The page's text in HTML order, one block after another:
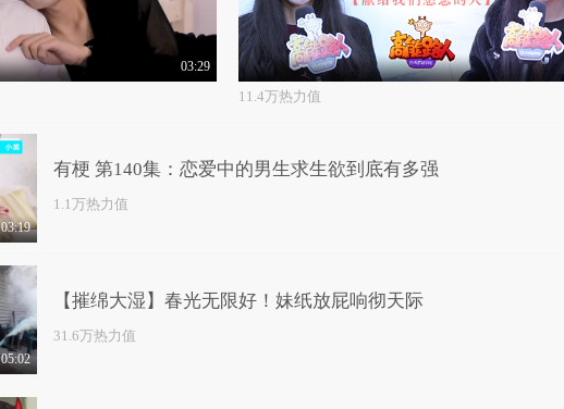
03:29
11.4万热力值
03:19
有梗 第140集：恋爱中的男生求生欲到底有多强
1.1万热力值
05:02
【摧绵大湿】春光无限好！妹纸放屁响彻天际
31.6万热力值